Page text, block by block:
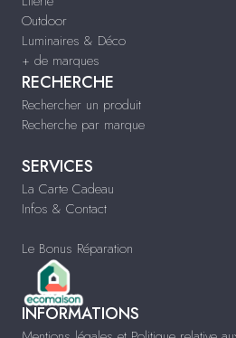
Outdoor
Luminaires & Déco
+ de marques
RECHERCHE
Rechercher un produit
Recherche par marque
SERVICES
La Carte Cadeau
Infos & Contact
Le Bonus Réparation
INFORMATIONS